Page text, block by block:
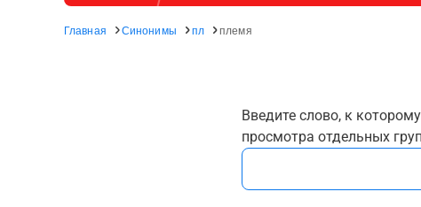
Главная Синонимы пл племя
Введите слово, к
просмотра отдельных